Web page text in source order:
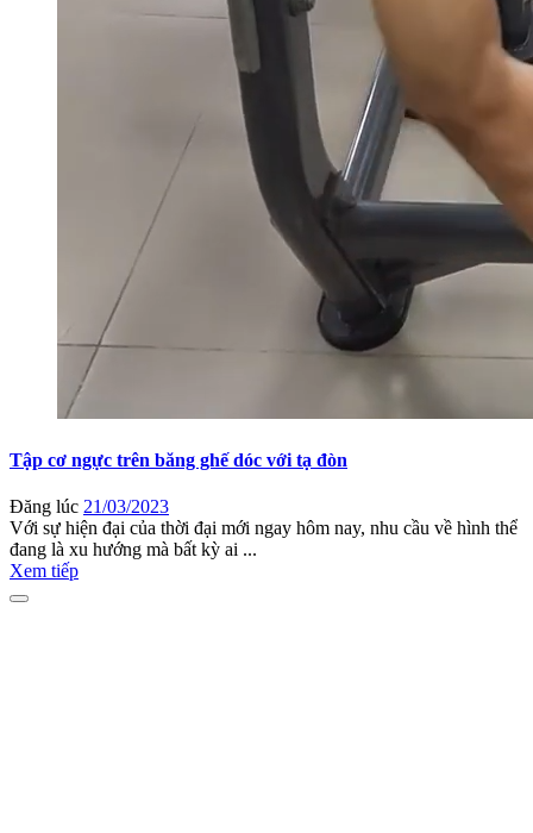
Tập cơ ngực trên băng ghế dóc với tạ đòn
Đăng lúc 21/03/2023
Với sự hiện đại của thời đại mới ngay hôm nay, nhu cầu về hình thể
đang là xu hướng mà bất kỳ ai ...
Xem tiếp